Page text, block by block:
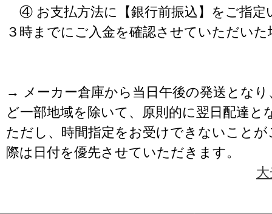
④ お支払方法に【銀行前振込】をご指定
３時までにご入金を確認させていただいた
→ メーカー倉庫から当日午後の発送となり
ど一部地域を除いて、原則的に翌日配達と
ただし、時間指定をお受けできないこと
際は日付を優先させていただきます。